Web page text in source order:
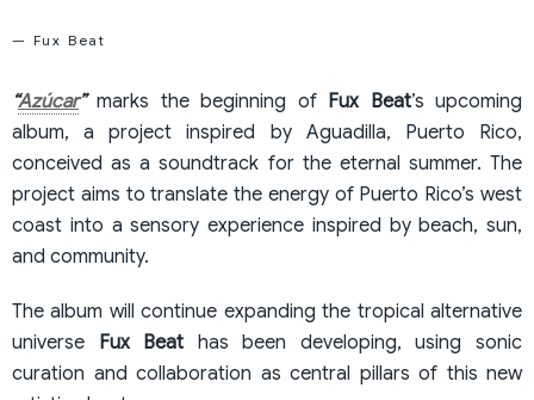
— Fux Beat
“Azúcar”marks the beginning of Fux Beat’s upcoming
album, a project inspired by Aguadilla, Puerto Rico,
conceived as a soundtrack for the eternal summer. The
project aims to translate the energy of Puerto Rico’s west
coast into a sensory experience inspired by beach, sun,
and community.
The album will continue expanding the tropical alternative
universe Fux Beat has been developing, using sonic
curation and collaboration as central pillars of this new